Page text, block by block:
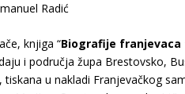
Radić
knjiga “Biografije franjevaca
i područja župa Brestovsko,
tiskana u nakladi Franjevačkog